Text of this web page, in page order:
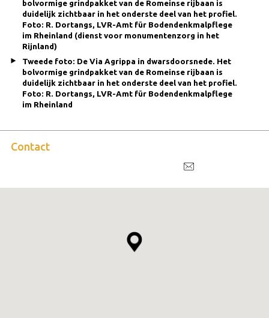
bolvormige grindpakket van de Romeinse rijbaan is
duidelijk zichtbaar in het onderste deel van het profiel.
Foto: R. Dortangs, LVR-Amt für Bodendenkmalpflege
im Rheinland (dienst voor monumentenzorg in het
Rijnland)
Tweede foto: De Via Agrippa in dwarsdoorsnede. Het
bolvormige grindpakket van de Romeinse rijbaan is
duidelijk zichtbaar in het onderste deel van het profiel.
Foto: R. Dortangs, LVR-Amt für Bodendenkmalpflege
im Rheinland
Contact